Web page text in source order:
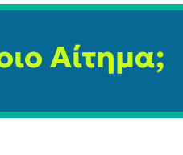
Αίτημα;